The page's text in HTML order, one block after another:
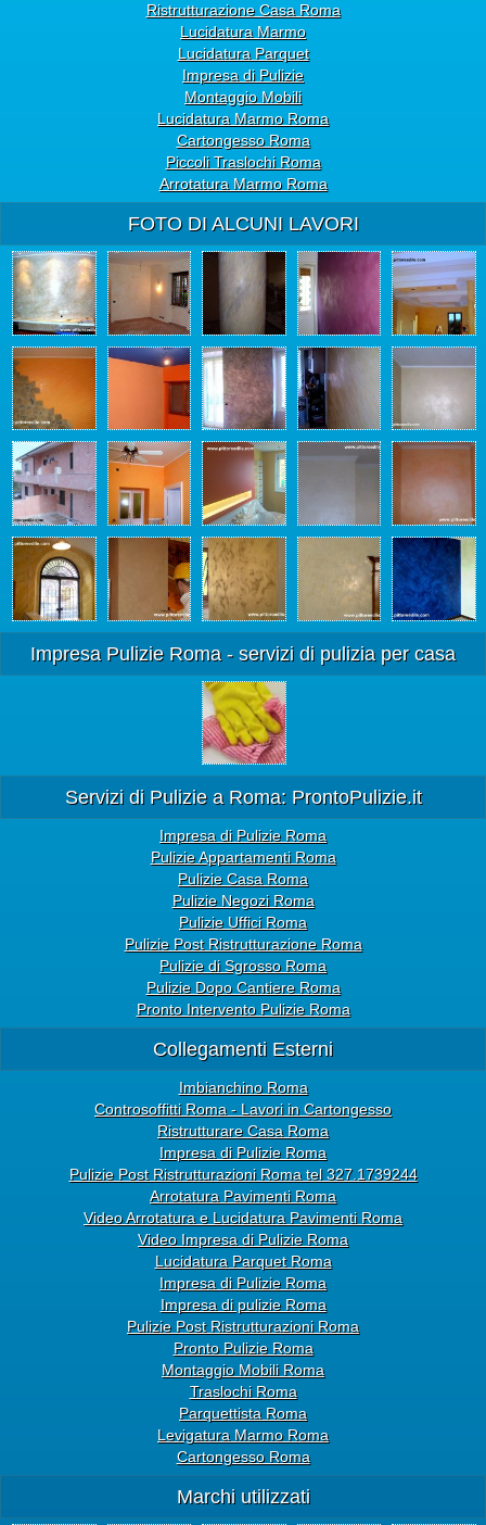
Ristrutturazione Casa Roma
Lucidatura Marmo
Lucidatura Parquet
Impresa di Pulizie
Montaggio Mobili
Lucidatura Marmo Roma
Cartongesso Roma
Piccoli Traslochi Roma
Arrotatura Marmo Roma
FOTO DI ALCUNI LAVORI
Impresa Pulizie Roma - servizi di pulizia per casa
Servizi di Pulizie a Roma: ProntoPulizie.it
Impresa di Pulizie Roma
Pulizie Appartamenti Roma
Pulizie Casa Roma
Pulizie Negozi Roma
Pulizie Uffici Roma
Pulizie Post Ristrutturazione Roma
Pulizie di Sgrosso Roma
Pulizie Dopo Cantiere Roma
Pronto Intervento Pulizie Roma
Collegamenti Esterni
Imbianchino Roma
Controsoffitti Roma - Lavori in Cartongesso
Ristrutturare Casa Roma
Impresa di Pulizie Roma
Pulizie Post Ristrutturazioni Roma tel 327.1739244
Arrotatura Pavimenti Roma
Video Arrotatura e Lucidatura Pavimenti Roma
Video Impresa di Pulizie Roma
Lucidatura Parquet Roma
Impresa di Pulizie Roma
Impresa di pulizie Roma
Pulizie Post Ristrutturazioni Roma
Pronto Pulizie Roma
Montaggio Mobili Roma
Traslochi Roma
Parquettista Roma
Levigatura Marmo Roma
Cartongesso Roma
Marchi utilizzati